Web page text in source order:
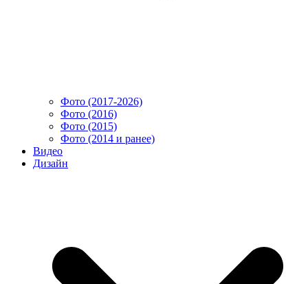
Фото (2017-2026)
Фото (2016)
Фото (2015)
Фото (2014 и ранее)
Видео
Дизайн